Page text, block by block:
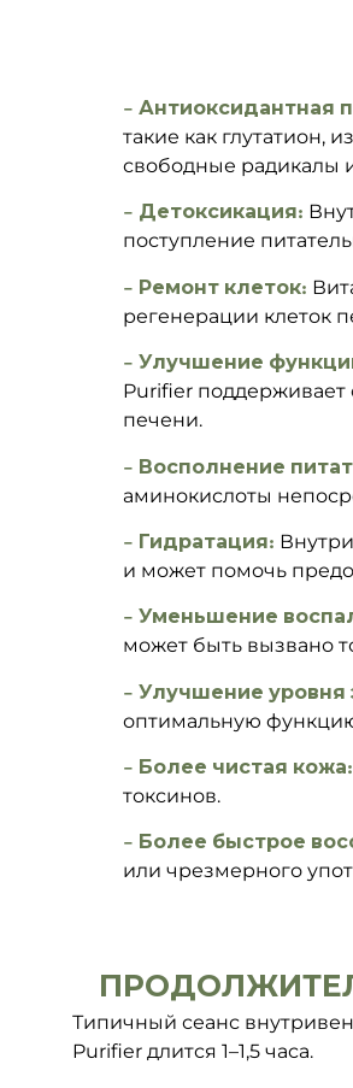
– Антиоксидантная
такие как глутатион,
свободные радикалы
– Детоксикация:
поступление
– Ремонт клеток:
регенерации клеток
– Улучшение
Purifier
печени.
– Восполнение
аминокислоты
– Гидратация:
и может помочь
– Уменьшение
может быть вызвано
– Улучшение уровня
оптимальную
– Более чистая кожа:
токсинов.
– Более быстрое
или чрезмерного
Типичный сеанс
Purifier длится 1–1,5 часа.